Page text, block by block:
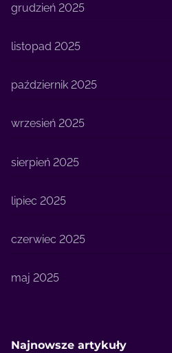
grudzień 2025
listopad 2025
październik 2025
wrzesień 2025
sierpień 2025
lipiec 2025
czerwiec 2025
maj 2025
Najnowsze artykuły